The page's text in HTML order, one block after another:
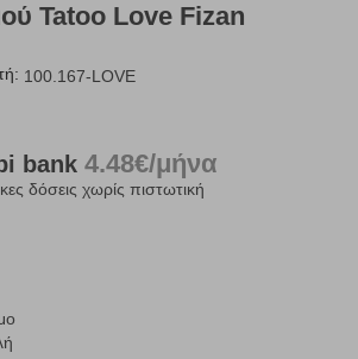
Tatoo Love Fizan
100.167-LOVE
bank 4.48€/μήνα
δόσεις χωρίς πιστωτική